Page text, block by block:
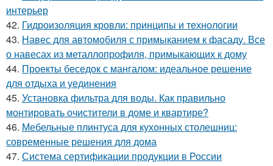
интерьер
42. Гидроизоляция кровли: принципы и технологии
43. Навес для автомобиля с примыканием к фасаду. Все
о навесах из металлопрофиля, примыкающих к дому
44. Проекты беседок с мангалом: идеальное решение
для отдыха и уединения
45. Установка фильтра для воды. Как правильно
монтировать очистители в доме и квартире?
46. Мебельные плинтуса для кухонных столешниц:
современные решения для дома
47. Система сертификации продукции в России